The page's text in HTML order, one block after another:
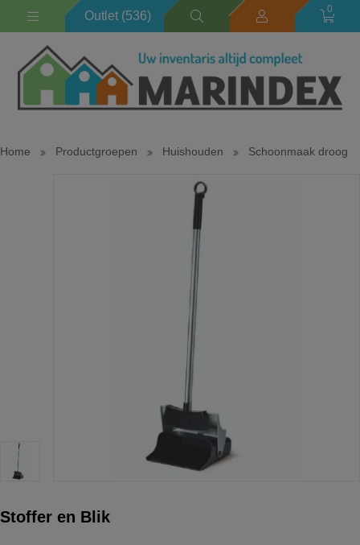
Outlet (536) 0
Home Productgroepen Huishouden Schoonmaak droog
Stoffer en Blik